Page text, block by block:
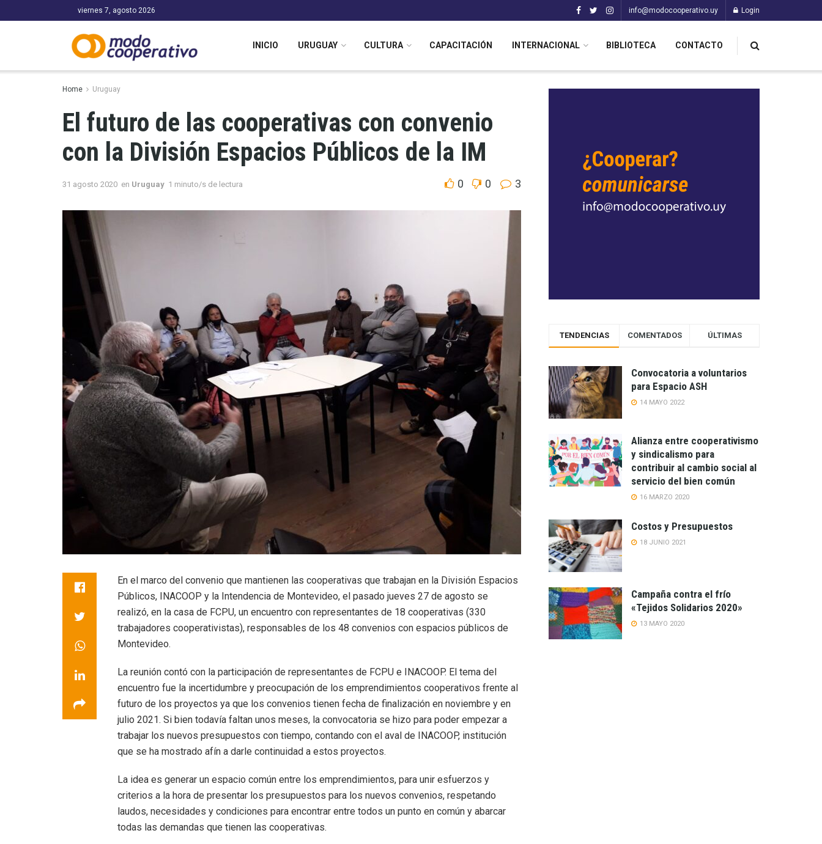
viernes 7, agosto 2026 info@modocooperativo.uy Login
INICIO URUGUAY CULTURA CAPACITACIÓN INTERNACIONAL BIBLIOTECA CONTACTO
Home Uruguay
El futuro de las cooperativas con convenio
con la División Espacios Públicos de la IM
31 agosto 2020 en Uruguay 1 minuto/s de lectura 0 0 3
En el marco del convenio que mantienen las cooperativas que trabajan en la División Espacios
Públicos, INACOOP y la Intendencia de Montevideo, el pasado jueves 27 de agosto se
realizó, en la casa de FCPU, un encuentro con representantes de 18 cooperativas (330
trabajadores cooperativistas), responsables de los 48 convenios con espacios públicos de
Montevideo.
La reunión contó con la participación de representantes de FCPU e INACOOP. El tema del
encuentro fue la incertidumbre y preocupación de los emprendimientos cooperativos frente al
futuro de los proyectos ya que los convenios tienen fecha de finalización en noviembre y en
julio 2021. Si bien todavía faltan unos meses, la convocatoria se hizo para poder empezar a
trabajar los nuevos presupuestos con tiempo, contando con el aval de INACOOP, institución
que se ha mostrado afín a darle continuidad a estos proyectos.
La idea es generar un espacio común entre los emprendimientos, para unir esfuerzos y
criterios a la hora de presentar los presupuestos para los nuevos convenios, respetando
laudos, necesidades y condiciones para encontrar entre todos un punto en común y abarcar
todas las demandas que tienen las cooperativas.
TENDENCIAS COMENTADOS ÚLTIMAS
Convocatoria a voluntarios
para Espacio ASH
14 MAYO 2022
Alianza entre cooperativismo
y sindicalismo para
contribuir al cambio social al
servicio del bien común
16 MARZO 2020
Costos y Presupuestos
18 JUNIO 2021
Campaña contra el frío
«Tejidos Solidarios 2020»
13 MAYO 2020